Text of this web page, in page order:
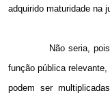
adquirido maturidade na
Não seria,
função pública
podem ser